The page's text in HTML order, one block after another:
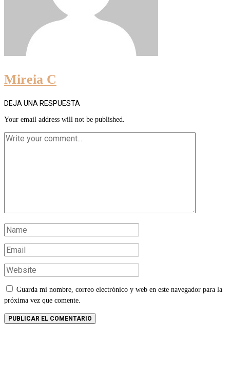
Mireia C
DEJA UNA RESPUESTA
Your email address will not be published.
Guarda mi nombre, correo electrónico y web en este navegador para la
próxima vez que comente.